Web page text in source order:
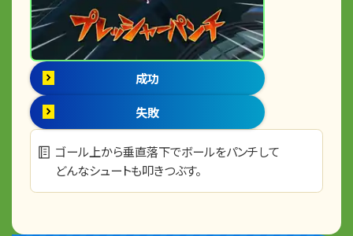
成功
失敗
ゴール上から垂直落下でボールをパンチして
どんなシュートも叩きつぶす。